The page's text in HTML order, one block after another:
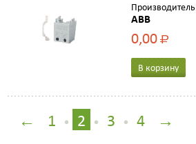
Производитель
ABB
0,00Р
В корзину
← 1 • 2 • 3 • 4 →